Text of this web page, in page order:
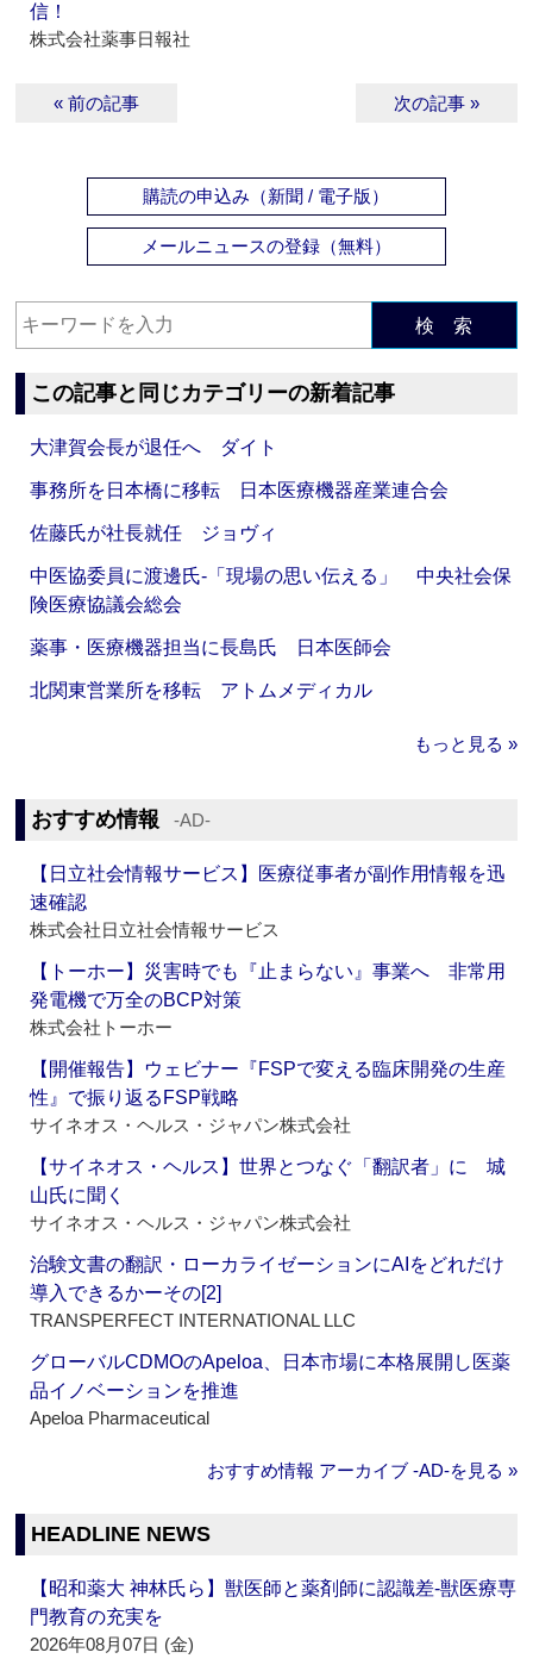
信！
株式会社薬事日報社
« 前の記事 次の記事 »
購読の申込み（新聞 / 電子版）
メールニュースの登録（無料）
検 索
この記事と同じカテゴリーの新着記事
大津賀会長が退任へ ダイト
事務所を日本橋に移転 日本医療機器産業連合会
佐藤氏が社長就任 ジョヴィ
中医協委員に渡邊氏‐「現場の思い伝える」 中央社会保
険医療協議会総会
薬事・医療機器担当に長島氏 日本医師会
北関東営業所を移転 アトムメディカル
もっと見る »
おすすめ情報 ‐AD‐
【日立社会情報サービス】医療従事者が副作用情報を迅
速確認
株式会社日立社会情報サービス
【トーホー】災害時でも『止まらない』事業へ 非常用
発電機で万全のBCP対策
株式会社トーホー
【開催報告】ウェビナー『FSPで変える臨床開発の生産
性』で振り返るFSP戦略
サイネオス・ヘルス・ジャパン株式会社
【サイネオス・ヘルス】世界とつなぐ「翻訳者」に 城
山氏に聞く
サイネオス・ヘルス・ジャパン株式会社
治験文書の翻訳・ローカライゼーションにAIをどれだけ
導入できるかーその[2]
TRANSPERFECT INTERNATIONAL LLC
グローバルCDMOのApeloa、日本市場に本格展開し医薬
品イノベーションを推進
Apeloa Pharmaceutical
おすすめ情報 アーカイブ ‐AD‐を見る »
HEADLINE NEWS
【昭和薬大 神林氏ら】獣医師と薬剤師に認識差‐獣医療専
門教育の充実を
2026年08月07日 (金)